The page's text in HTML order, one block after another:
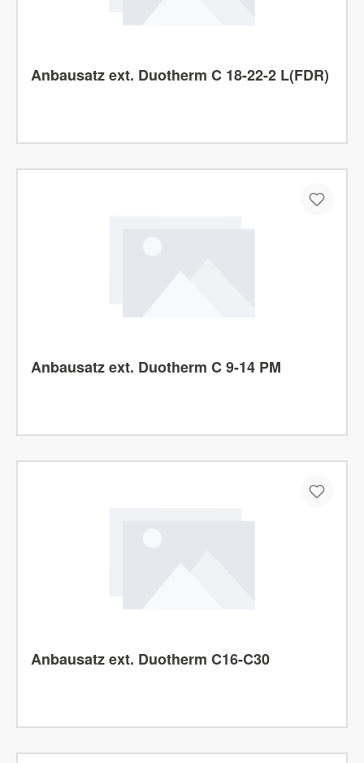
Anbausatz ext. Duotherm C 18-22-2 L(FDR)
Anbausatz ext. Duotherm C 9-14 PM
Anbausatz ext. Duotherm C16-C30